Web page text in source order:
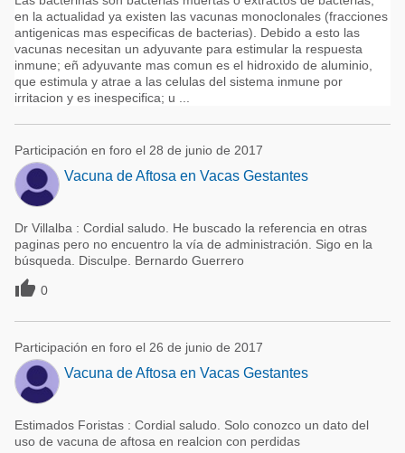
en la actualidad ya existen las vacunas monoclonales (fracciones
antigenicas mas especificas de bacterias). Debido a esto las
vacunas necesitan un adyuvante para estimular la respuesta
inmune; eñ adyuvante mas comun es el hidroxido de aluminio,
que estimula y atrae a las celulas del sistema inmune por
irritacion y es inespecifica; u ...
Participación en foro el 28 de junio de 2017
Vacuna de Aftosa en Vacas Gestantes
Dr Villalba : Cordial saludo. He buscado la referencia en otras
paginas pero no encuentro la vía de administración. Sigo en la
búsqueda. Disculpe. Bernardo Guerrero
 0
Participación en foro el 26 de junio de 2017
Vacuna de Aftosa en Vacas Gestantes
Estimados Foristas : Cordial saludo. Solo conozco un dato del
uso de vacuna de aftosa en realcion con perdidas